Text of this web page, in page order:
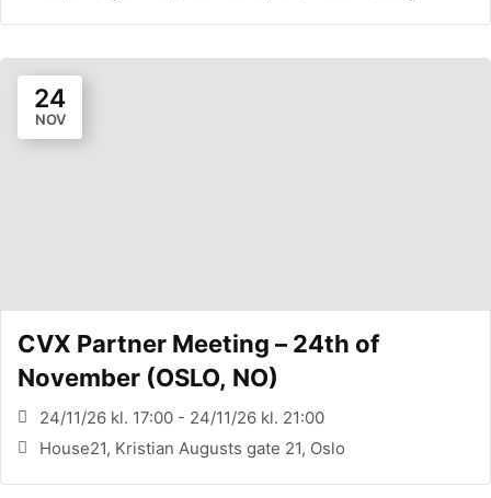
24
NOV
CVX Partner Meeting – 24th of
November (OSLO, NO)
24/11/26 kl. 17:00 - 24/11/26 kl. 21:00
House21, Kristian Augusts gate 21, Oslo